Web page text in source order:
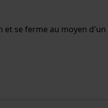
se ferme au moyen